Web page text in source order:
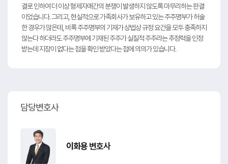
결로 인하여 더 이상 형제자매간의 분쟁이 발생하지 않도록 마무리하는 판결
이었습니다. 그리고, 현실적으로 가족회사가 보유하고 있는 주주명부가 허술
한 경우가 많은데, 비록 주주명부의 기재가 상법상 규정 요건을 모두 충족하지
않는다 하더라도 주주명부에 기재된 주주가 실질적 주주라는 추정력을 인정
받는데 지장이 없다는 점을 확인 받았다는 점에 의의가 있습니다.
담당변호사
이화용 변호사